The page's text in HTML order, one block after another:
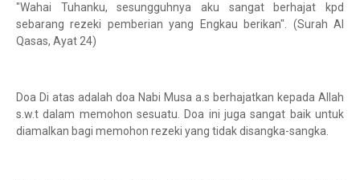
"Wahai Tuhanku, sesungguhnya aku sangat berhajat kpd
sebarang rezeki pemberian yang Engkau berikan". (Surah Al
Qasas, Ayat 24)
Doa Di atas adalah doa Nabi Musa a.s berhajatkan kepada Allah
s.w.t dalam memohon sesuatu. Doa ini juga sangat baik untuk
diamalkan bagi memohon rezeki yang tidak disangka-sangka.